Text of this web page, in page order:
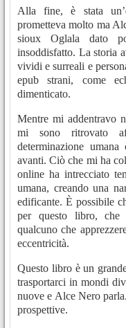
Alla fine, è stata
prometteva molto ma
sioux Oglala dato
insoddisfatto. La storia
vividi e surreali e
epub strani, come
dimenticato.
Mentre mi addentravo
mi sono ritrovato
determinazione
avanti. Ciò che mi ha
online ha intrecciato
umana, creando una
edificante. È possibile
per questo libro, che
qualcuno che
eccentricità.
Questo libro è un
trasportarci in mondi
nuove e Alce Nero
prospettive.